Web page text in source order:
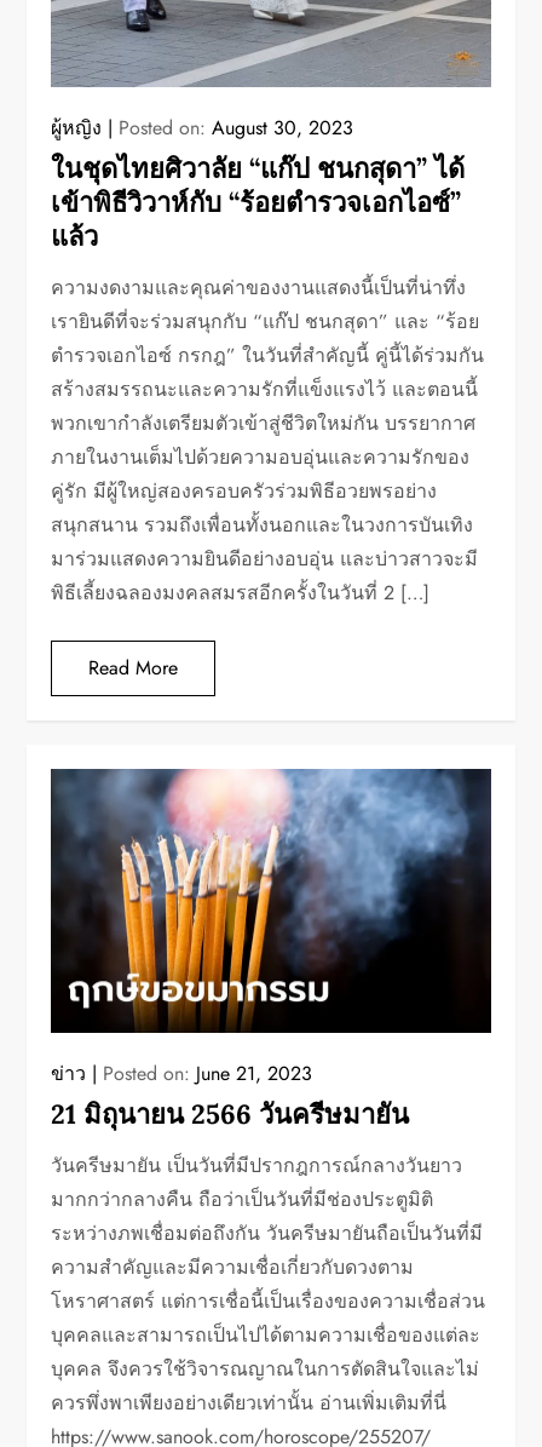
ผู้หญิง Posted on:August 30, 2023
ในชุดไทยศิวาลัย “แก๊ป ชนกสุดา” ได้
เข้าพิธีวิวาห์กับ “ร้อยตำรวจเอกไอซ์”
แล้ว
ความงดงามและคุณค่าของงานแสดงนี้เป็นที่น่าทึ่ง
เรายินดีที่จะร่วมสนุกกับ “แก๊ป ชนกสุดา” และ “ร้อย
ตำรวจเอกไอซ์ กรกฎ” ในวันที่สำคัญนี้ คู่นี้ได้ร่วมกัน
สร้างสมรรถนะและความรักที่แข็งแรงไว้ และตอนนี้
พวกเขากำลังเตรียมตัวเข้าสู่ชีวิตใหม่กัน บรรยากาศ
ภายในงานเต็มไปด้วยความอบอุ่นและความรักของ
คู่รัก มีผู้ใหญ่สองครอบครัวร่วมพิธีอวยพรอย่าง
สนุกสนาน รวมถึงเพื่อนทั้งนอกและในวงการบันเทิง
มาร่วมแสดงความยินดีอย่างอบอุ่น และบ่าวสาวจะมี
พิธีเลี้ยงฉลองมงคลสมรสอีกครั้งในวันที่ 2 […]
Read More
ข่าว Posted on: June 21, 2023
21 มิถุนายน 2566 วันครีษมายัน
วันครีษมายัน เป็นวันที่มีปรากฎการณ์กลางวันยาว
มากกว่ากลางคืน ถือว่าเป็นวันที่มีช่องประตูมิติ
ระหว่างภพเชื่อมต่อถึงกัน วันครีษมายันถือเป็นวันที่มี
ความสำคัญและมีความเชื่อเกี่ยวกับดวงตาม
โหราศาสตร์ แต่การเชื่อนี้เป็นเรื่องของความเชื่อส่วน
บุคคลและสามารถเป็นไปได้ตามความเชื่อของแต่ละ
บุคคล จึงควรใช้วิจารณญาณในการตัดสินใจและไม่
ควรพึ่งพาเพียงอย่างเดียวเท่านั้น อ่านเพิ่มเติมที่นี่
https://www.sanook.com/horoscope/255207/